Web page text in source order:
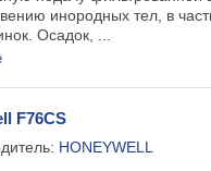
инородных тел, в
Осадок, ...
F76CS
HONEYWELL